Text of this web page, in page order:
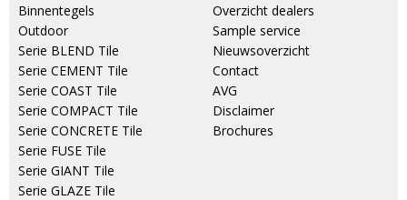
Binnentegels
Outdoor
Serie BLEND Tile
Serie CEMENT Tile
Serie COAST Tile
Serie COMPACT Tile
Serie CONCRETE Tile
Serie FUSE Tile
Serie GIANT Tile
Serie GLAZE Tile
Overzicht dealers
Sample service
Nieuwsoverzicht
Contact
AVG
Disclaimer
Brochures